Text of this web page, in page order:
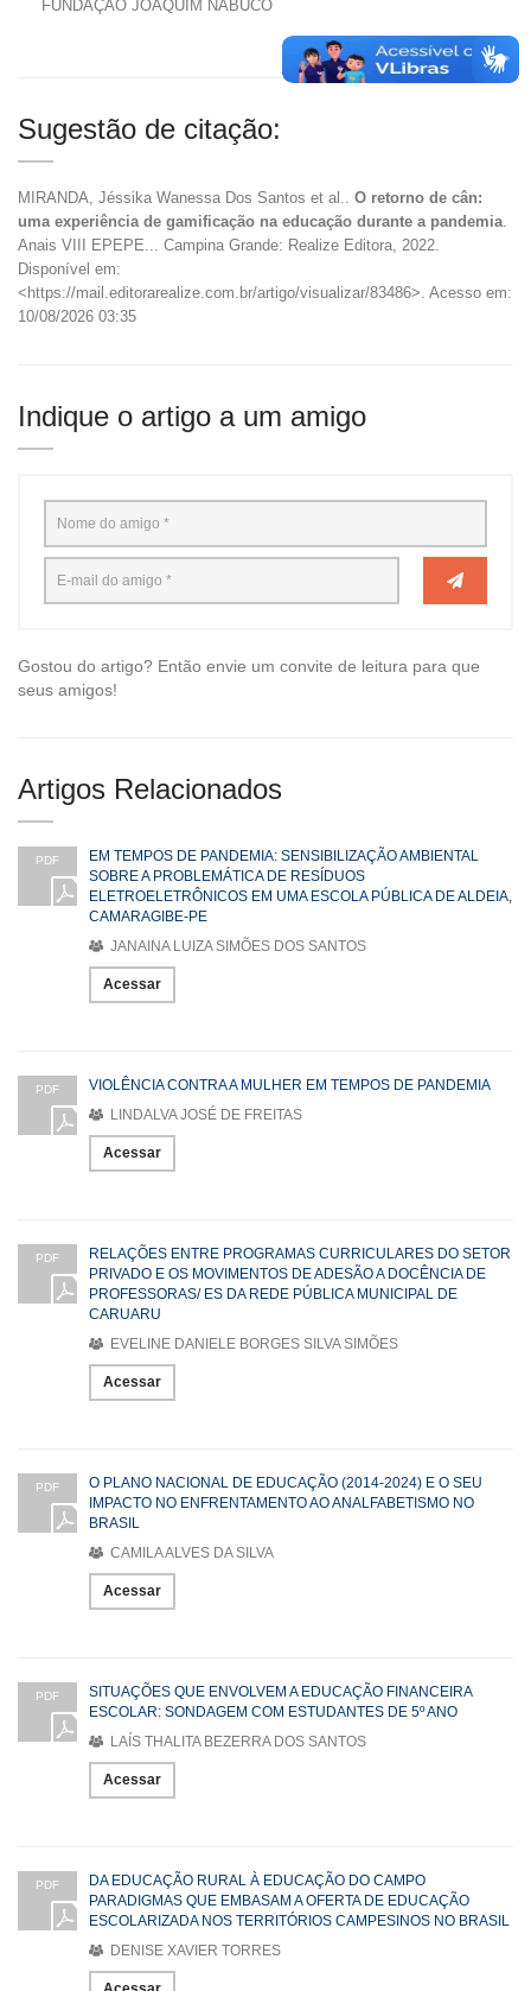
FUNDAÇÃO JOAQUIM NABUCO
Sugestão de citação:
MIRANDA, Jéssika Wanessa Dos Santos et al.. O retorno de cân:
uma experiência de gamificação na educação durante a pandemia
Anais VIII EPEPE... Campina Grande: Realize Editora, 2022.
Disponível em:
<https://mail.editorarealize.com.br/artigo/visualizar/83486>. Acesso em:
10/08/2026 03:35
Indique o artigo a um amigo
Gostou do artigo? Então envie um convite de leitura para que
seus amigos!
Artigos Relacionados
PDF
EM TEMPOS DE PANDEMIA: SENSIBILIZAÇÃO AMBIENTAL
SOBRE A PROBLEMÁTICA DE RESÍDUOS
ELETROELETRÔNICOS EM UMA ESCOLA PÚBLICA DE ALDEIA,
CAMARAGIBE-PE
JANAINA LUIZA SIMÕES DOS SANTOS
Acessar
PDF
VIOLÊNCIA CONTRA A MULHER EM TEMPOS DE PANDEMIA
LINDALVA JOSÉ DE FREITAS
Acessar
PDF
RELAÇÕES ENTRE PROGRAMAS CURRICULARES DO SETOR
PRIVADO E OS MOVIMENTOS DE ADESÃO A DOCÊNCIA DE
PROFESSORAS/ ES DA REDE PÚBLICA MUNICIPAL DE
CARUARU
EVELINE DANIELE BORGES SILVA SIMÕES
Acessar
PDF
O PLANO NACIONAL DE EDUCAÇÃO (2014-2024) E O SEU
IMPACTO NO ENFRENTAMENTO AO ANALFABETISMO NO
BRASIL
CAMILA ALVES DA SILVA
Acessar
PDF
SITUAÇÕES QUE ENVOLVEM A EDUCAÇÃO FINANCEIRA
ESCOLAR: SONDAGEM COM ESTUDANTES DE 5º ANO
LAÍS THALITA BEZERRA DOS SANTOS
Acessar
PDF
DA EDUCAÇÃO RURAL À EDUCAÇÃO DO CAMPO
PARADIGMAS QUE EMBASAM A OFERTA DE EDUCAÇÃO
ESCOLARIZADA NOS TERRITÓRIOS CAMPESINOS NO BRASIL
DENISE XAVIER TORRES